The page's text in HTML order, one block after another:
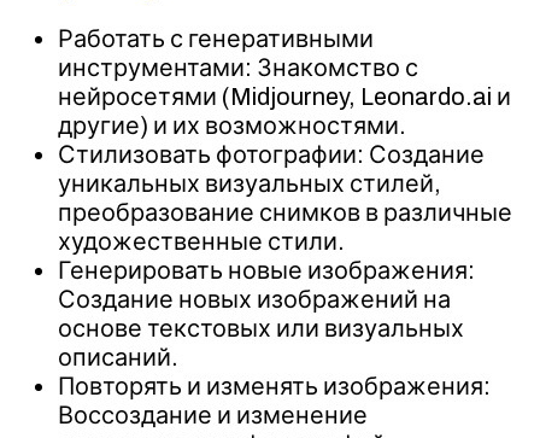
Работать с генеративными
инструментами: Знакомство с
нейросетями (Midjourney, Leonardo.ai и
другие) и их возможностями.
Стилизовать фотографии: Создание
уникальных визуальных стилей,
преобразование снимков в различные
художественные стили.
Генерировать новые изображения:
Создание новых изображений на
основе текстовых или визуальных
описаний.
Повторять и изменять изображения:
Воссоздание и изменение